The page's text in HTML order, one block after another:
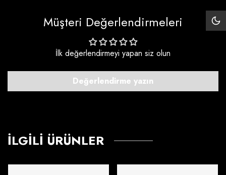
Müşteri Değerlendirmeleri
İlk değerlendirmeyi yapan siz olun
Değerlendirme yazın
İLGILI ÜRÜNLER